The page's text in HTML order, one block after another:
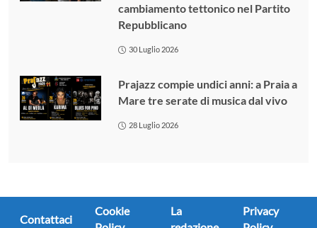
cambiamento tettonico nel Partito
Repubblicano
30 Luglio 2026
Prajazz compie undici anni: a Praia a
Mare tre serate di musica dal vivo
28 Luglio 2026
Contattaci
Cookie
La
Privacy